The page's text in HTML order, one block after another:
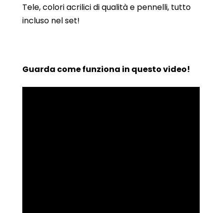
Tele, colori acrilici di qualità e pennelli, tutto
incluso nel set!
Guarda come funziona in questo video!